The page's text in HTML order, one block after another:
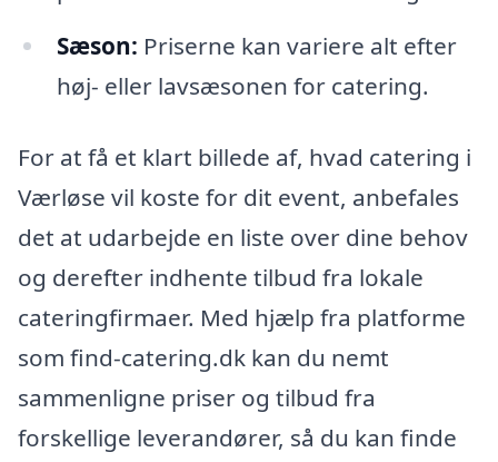
Sæson: Priserne kan variere alt efter
høj- eller lavsæsonen for catering.
For at få et klart billede af, hvad catering i
Værløse vil koste for dit event, anbefales
det at udarbejde en liste over dine behov
og derefter indhente tilbud fra lokale
cateringfirmaer. Med hjælp fra platforme
som find-catering.dk kan du nemt
sammenligne priser og tilbud fra
forskellige leverandører, så du kan finde